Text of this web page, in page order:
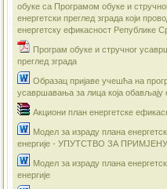
обуке са Програмом обуке и
енергетски преглед зграда који
енергетску ефикасност Републике
Програм обуке и стручног
преглед зграда
Образац пријаве учешћа на
усавршавања за лица која обављају
Акциони план енергетске
​Модел за израду плана
енергије - УПУТСТВО ЗА ПРИМЈЕНУ
Модел за израду плана
енергије